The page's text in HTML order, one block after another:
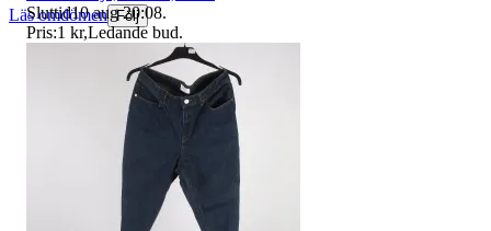
Läs omdömen Följ
Sluttid10 aug 20:08.
Pris:1 kr,Ledande bud.